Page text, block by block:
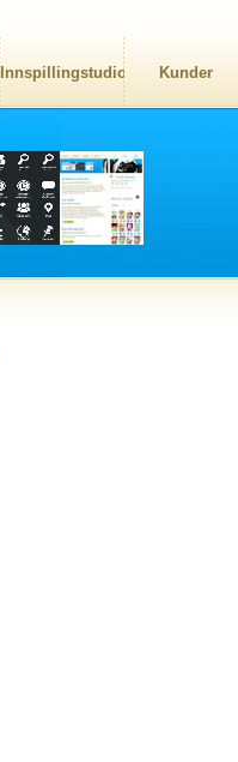
Innspillingstudio Kunder